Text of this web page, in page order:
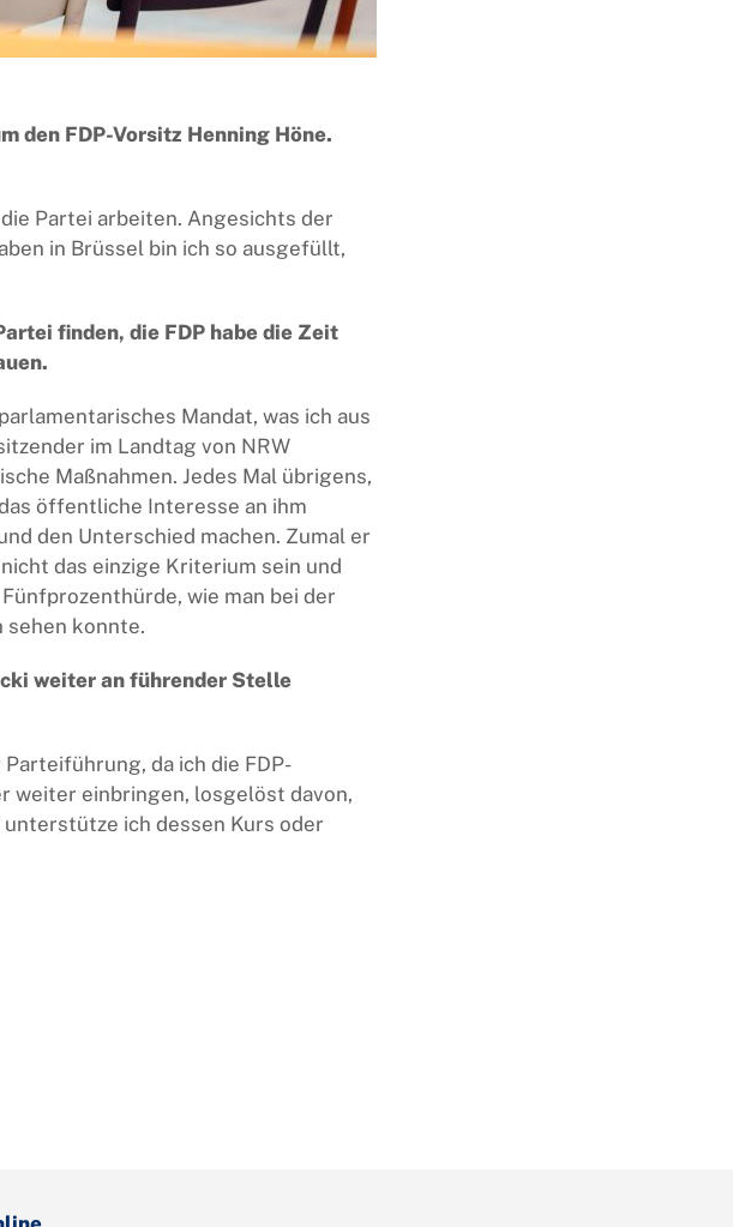
den FDP-Vorsitz Henning Höne.
Partei arbeiten. Angesichts der
in Brüssel bin ich so ausgefüllt,
finden, die FDP habe die Zeit
Mandat, was ich aus
im Landtag von NRW
Maßnahmen. Jedes Mal übrigens,
öffentliche Interesse an ihm
den Unterschied machen. Zumal er
das einzige Kriterium sein und
wie man bei der
sehen konnte.
weiter an führender Stelle
da ich die FDP-
weiter einbringen, losgelöst davon,
ich dessen Kurs oder